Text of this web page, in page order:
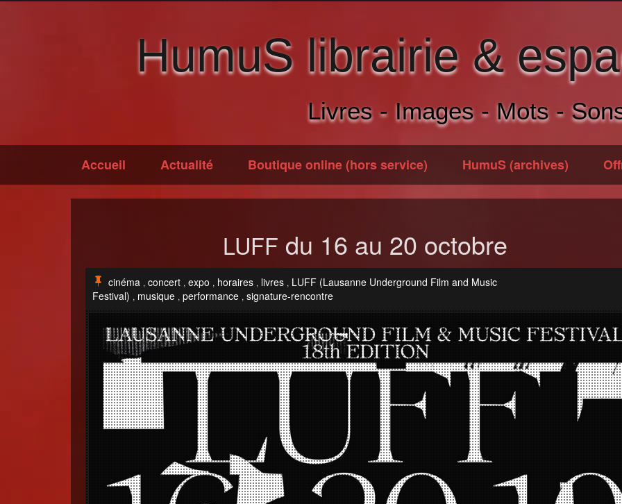
HumuS librairie &
Livres - Images - Mots -
Accueil Actualité Boutique online (hors service) HumuS (archives)
LUFF du 16 au 20 octobre
cinéma , concert , expo , horaires , livres , LUFF (Lausanne Underground Film and Music
Festival) , musique , performance , signature-rencontre